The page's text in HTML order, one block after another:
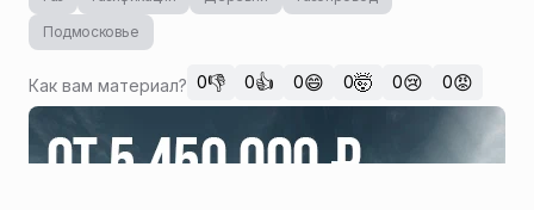
Подмосковье
Как вам материал? 0👎 0👍 0😄 0🤯 0😢 0😡